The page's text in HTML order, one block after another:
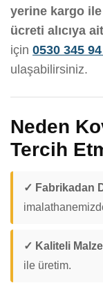
yerine kargo
ücreti alıcıya
için 0530 345
ulaşabilirsiniz.
Neden
Tercih
✓ Fabrikadan
✓ Kaliteli
ile üretim.